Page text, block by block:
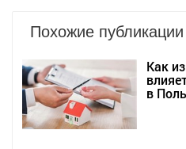
Похожие публикации
Как
в